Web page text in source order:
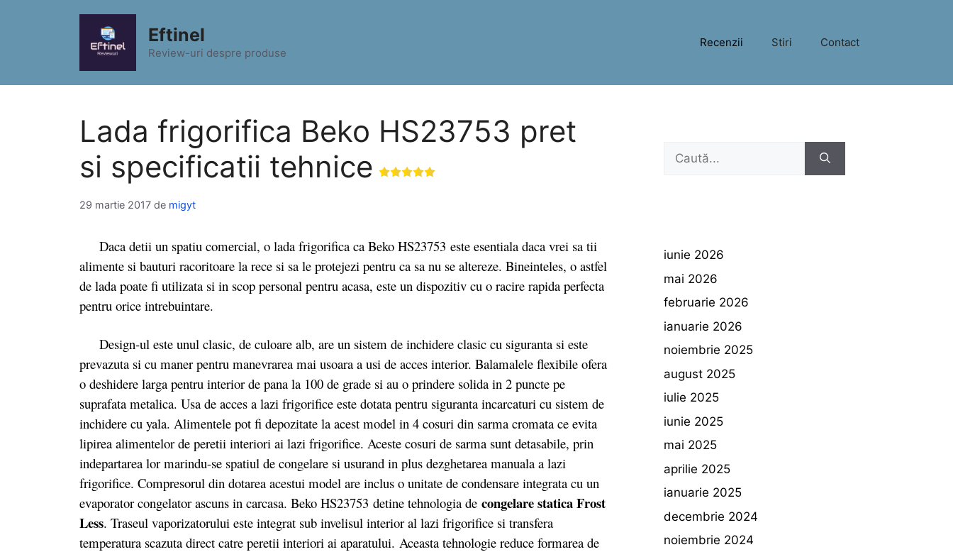
Eftinel
Review-uri despre produse
Recenzii Stiri Contact
Lada frigorifica Beko HS23753 pret
si specificatii tehnice
29 martie 2017 de migyt
Daca detii un spatiu comercial, o lada frigorifica ca Beko HS23753 este esentiala daca vrei sa tii
alimente si bauturi racoritoare la rece si sa le protejezi pentru ca sa nu se altereze. Bineinteles, o astfel
de lada poate fi utilizata si in scop personal pentru acasa, este un dispozitiv cu o racire rapida perfecta
pentru orice intrebuintare.
Design-ul este unul clasic, de culoare alb, are un sistem de inchidere clasic cu siguranta si este
prevazuta si cu maner pentru manevrarea mai usoara a usi de acces interior. Balamalele flexibile ofera
o deshidere larga pentru interior de pana la 100 de grade si au o prindere solida in 2 puncte pe
suprafata metalica. Usa de acces a lazi frigorifice este dotata pentru siguranta incarcaturi cu sistem de
inchidere cu yala. Alimentele pot fi depozitate la acest model in 4 cosuri din sarma cromata ce evita
lipirea alimentelor de peretii interiori ai lazi frigorifice. Aceste cosuri de sarma sunt detasabile, prin
indepartarea lor marindu-se spatiul de congelare si usurand in plus dezghetarea manuala a lazi
frigorifice. Compresorul din dotarea acestui model are inclus o unitate de condensare integrata cu un
evaporator congelator ascuns in carcasa. Beko HS23753 detine tehnologia de congelare statica Frost
Less. Traseul vaporizatorului este integrat sub invelisul interior al lazi frigorifice si transfera
temperatura scazuta direct catre peretii interiori ai aparatului. Aceasta tehnologie reduce formarea de
Caută
iunie 2026
mai 2026
februarie 2026
ianuarie 2026
noiembrie 2025
august 2025
iulie 2025
iunie 2025
mai 2025
aprilie 2025
ianuarie 2025
decembrie 2024
noiembrie 2024